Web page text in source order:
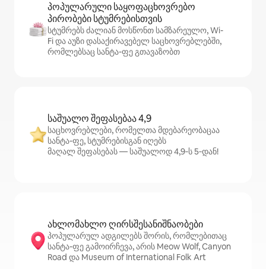
პოპულარული საყოფაცხოვრებო
პირობები სტუმრებისთვის
სტუმრებს ძალიან მოსწონთ სამზარეულო, Wi-
Fi და აუზი დასაქირავებელ საცხოვრებლებში,
რომლებსაც სანტა-ფე გთავაზობთ
საშუალო შეფასებაა 4,9
საცხოვრებლები, რომელთა მდებარეობაცაა
სანტა-ფე, სტუმრებისგან იღებს
მაღალ შეფასებას — საშუალოდ 4,9‑ს 5‑დან!
ახლომახლო ღირსშესანიშნაობები
პოპულარულ ადგილებს შორის, რომლებითაც
სანტა-ფე გამოირჩევა, არის Meow Wolf, Canyon
Road და Museum of International Folk Art